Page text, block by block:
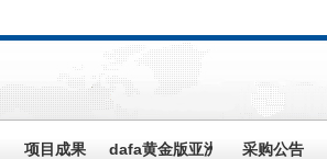
项目成果 dafa黄金版亚洲 采购公告